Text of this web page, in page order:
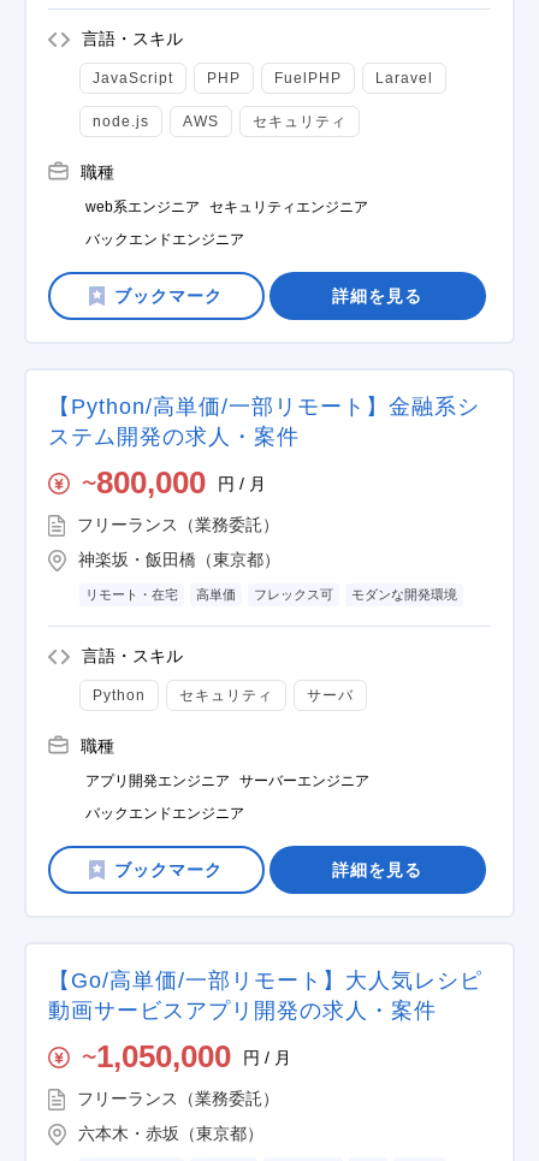
言語・スキル
JavaScript PHP FuelPHP Laravel
node.js AWS セキュリティ
職種
web系エンジニア
セキュリティエンジニア
バックエンドエンジニア
詳細を見る
【Python/高単価/一部リモート】金融系シ
ステム開発の求人・案件
〜800,000 円 / 月
フリーランス（業務委託）
神楽坂・飯田橋（東京都）
リモート・在宅 高単価 フレックス可 モダンな開発環境
言語・スキル
Python セキュリティ サーバ
職種
アプリ開発エンジニア
サーバーエンジニア
バックエンドエンジニア
詳細を見る
【Go/高単価/一部リモート】大人気レシピ
動画サービスアプリ開発の求人・案件
〜1,050,000 円 / 月
フリーランス（業務委託）
六本木・赤坂（東京都）